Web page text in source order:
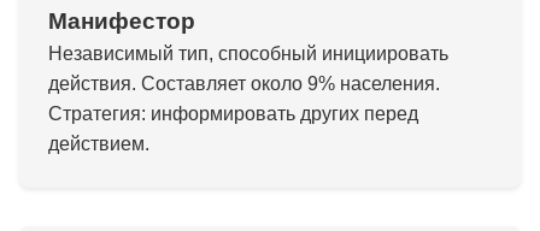
Манифестор
Независимый тип, способный инициировать
действия. Составляет около 9% населения.
Стратегия: информировать других перед
действием.